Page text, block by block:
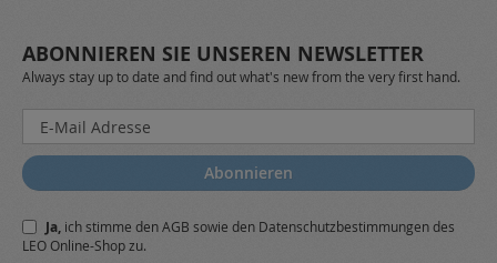
ABONNIEREN SIE UNSEREN NEWSLETTER
Always stay up to date and find out what's new from the very first hand.
Melden
Sie
sich
für
Newsletter
a:
Abonnieren
Ja, ich stimme denAGB sowie den Datenschutzbestimmungendes
LEO Online-Shop zu.